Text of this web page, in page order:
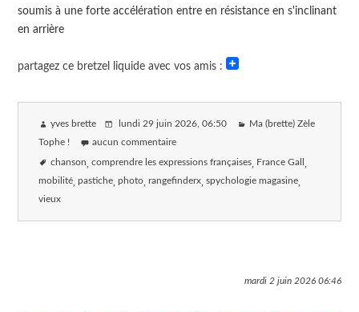
soumis à une forte accélération entre en résistance en s'inclinant
en arrière
partagez ce bretzel liquide avec vos amis :
yves brette lundi 29 juin 2026, 06:50 Ma (brette) Zèle
Tophe ! aucun commentaire
chanson comprendre les expressions françaises France Gall
mobilité pastiche photo rangefinderx spychologie magasine
vieux
mardi 2 juin 202606:46